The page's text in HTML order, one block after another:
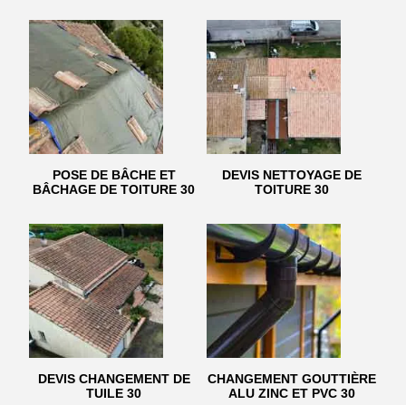
POSE DE BÂCHE ET
BÂCHAGE DE TOITURE 30
DEVIS NETTOYAGE DE
TOITURE 30
DEVIS CHANGEMENT DE
TUILE 30
CHANGEMENT GOUTTIÈRE
ALU ZINC ET PVC 30